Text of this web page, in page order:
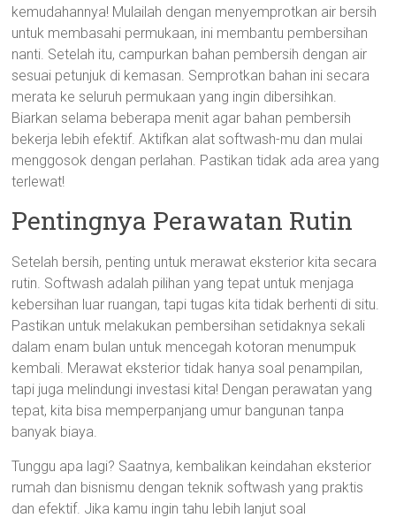
kemudahannya! Mulailah dengan menyemprotkan air bersih
untuk membasahi permukaan, ini membantu pembersihan
nanti. Setelah itu, campurkan bahan pembersih dengan air
sesuai petunjuk di kemasan. Semprotkan bahan ini secara
merata ke seluruh permukaan yang ingin dibersihkan.
Biarkan selama beberapa menit agar bahan pembersih
bekerja lebih efektif. Aktifkan alat softwash-mu dan mulai
menggosok dengan perlahan. Pastikan tidak ada area yang
terlewat!
Pentingnya Perawatan Rutin
Setelah bersih, penting untuk merawat eksterior kita secara
rutin. Softwash adalah pilihan yang tepat untuk menjaga
kebersihan luar ruangan, tapi tugas kita tidak berhenti di situ.
Pastikan untuk melakukan pembersihan setidaknya sekali
dalam enam bulan untuk mencegah kotoran menumpuk
kembali. Merawat eksterior tidak hanya soal penampilan,
tapi juga melindungi investasi kita! Dengan perawatan yang
tepat, kita bisa memperpanjang umur bangunan tanpa
banyak biaya.
Tunggu apa lagi? Saatnya, kembalikan keindahan eksterior
rumah dan bisnismu dengan teknik softwash yang praktis
dan efektif. Jika kamu ingin tahu lebih lanjut soal